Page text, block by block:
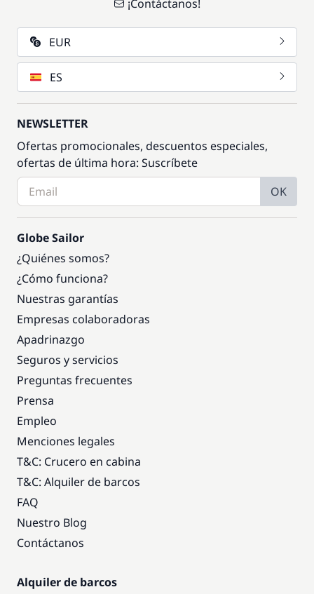
¡Contáctanos!
EUR
ES
NEWSLETTER
Ofertas promocionales, descuentos especiales,
ofertas de última hora: Suscríbete
OK
Globe Sailor
¿Quiénes somos?
¿Cómo funciona?
Nuestras garantías
Empresas colaboradoras
Apadrinazgo
Seguros y servicios
Preguntas frecuentes
Prensa
Empleo
Menciones legales
T&C: Crucero en cabina
T&C: Alquiler de barcos
FAQ
Nuestro Blog
Contáctanos
Alquiler de barcos